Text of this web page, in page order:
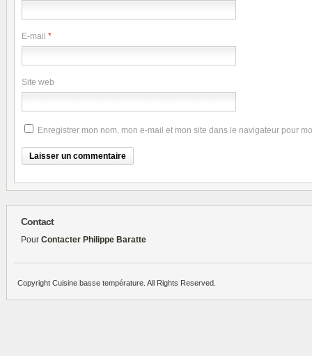
E-mail *
Site web
Enregistrer mon nom, mon e-mail et mon site dans le navigateur pour
Contact
Pour Contacter Philippe Baratte
Copyright Cuisine basse température. All Rights Reserved.